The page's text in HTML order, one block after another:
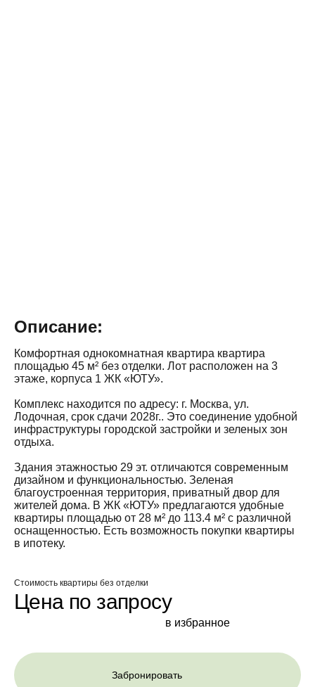
Описание:
Комфортная однокомнатная квартира квартира
площадью 45 м² без отделки. Лот расположен на 3
этаже, корпуса 1 ЖК «ЮТУ».
Комплекс находится по адресу: г. Москва, ул.
Лодочная, срок сдачи 2028г.. Это соединение удобной
инфраструктуры городской застройки и зеленых зон
отдыха.
Здания этажностью 29 эт. отличаются современным
дизайном и функциональностью. Зеленая
благоустроенная территория, приватный двор для
жителей дома. В ЖК «ЮТУ» предлагаются удобные
квартиры площадью от 28 м² до 113.4 м² с различной
оснащенностью. Есть возможность покупки квартиры
в ипотеку.
Стоимость квартиры без отделки
Цена по запросу
в избранное
Забронировать